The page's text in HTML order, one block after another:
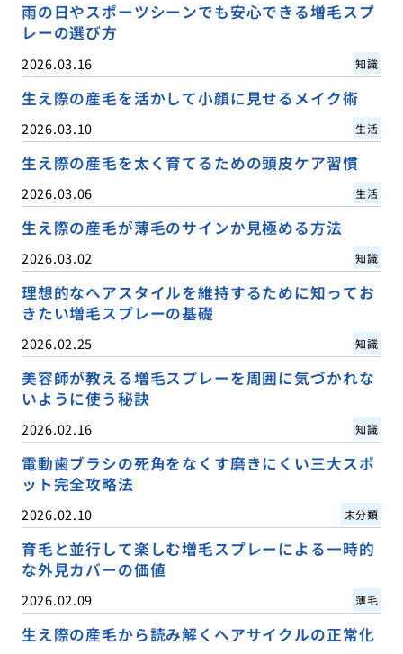
雨の日やスポーツシーンでも安心できる増毛スプ
レーの選び方
2026.03.16 知識
生え際の産毛を活かして小顔に見せるメイク術
2026.03.10 生活
生え際の産毛を太く育てるための頭皮ケア習慣
2026.03.06 生活
生え際の産毛が薄毛のサインか見極める方法
2026.03.02 知識
理想的なヘアスタイルを維持するために知ってお
きたい増毛スプレーの基礎
2026.02.25 知識
美容師が教える増毛スプレーを周囲に気づかれな
いように使う秘訣
2026.02.16 知識
電動歯ブラシの死角をなくす磨きにくい三大スポ
ット完全攻略法
2026.02.10 未分類
育毛と並行して楽しむ増毛スプレーによる一時的
な外見カバーの価値
2026.02.09 薄毛
生え際の産毛から読み解くヘアサイクルの正常化